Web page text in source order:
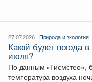
27.07.2026 |Природа и экология
Какой будет погода
июля?
По данным «Гисметео», будет облачно, возможны осадки,